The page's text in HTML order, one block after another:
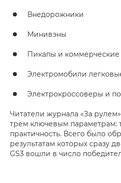
Внедорожники
Минивэны
Пикапы и
Электромобили
Электрокроссоверы и
Читатели журнала «За
трем ключевым параметрам:
практичность. Всего было
результатам которых сразу
GS3 вошли в число